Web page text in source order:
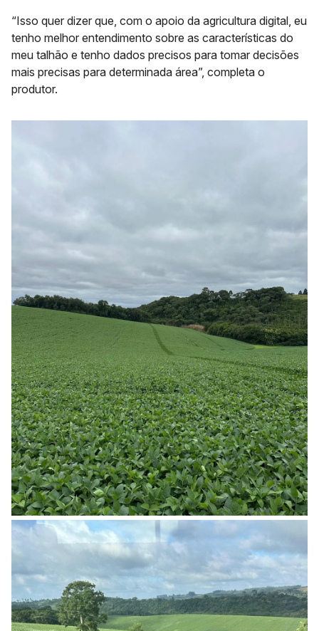
“Isso quer dizer que, com o apoio da agricultura digital, eu
tenho melhor entendimento sobre as características do
meu talhão e tenho dados precisos para tomar decisões
mais precisas para determinada área”, completa o
produtor.